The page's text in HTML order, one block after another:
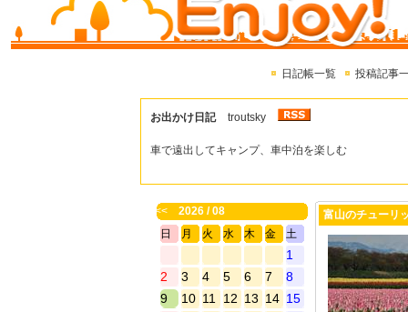
日記帳一覧 投稿記事
お出かけ日記 troutsky
車で遠出してキャンプ、車中泊を楽しむ
<<
2026 / 08
日
月 火 水 木 金 土
1
2
3 4 5 6 7
8
9
10 11 12 13 14 15
富山のチューリ